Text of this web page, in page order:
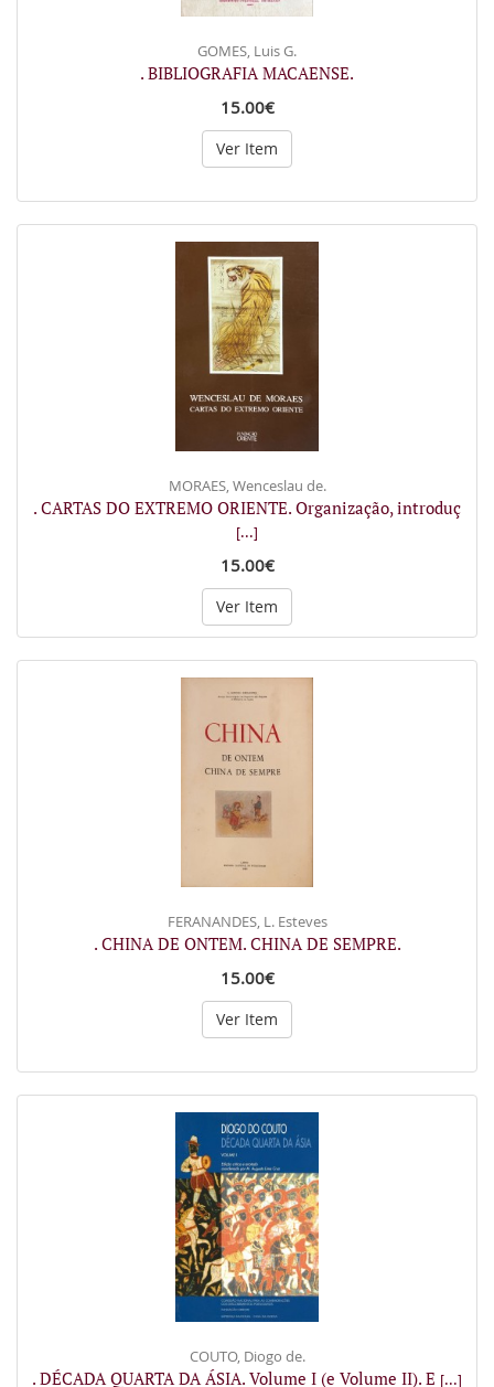
GOMES, Luis G.
. BIBLIOGRAFIA MACAENSE.
15.00€
Ver Item
MORAES, Wenceslau de.
. CARTAS DO EXTREMO ORIENTE. Organização, introduç
[...]
15.00€
Ver Item
FERANANDES, L. Esteves
. CHINA DE ONTEM. CHINA DE SEMPRE.
15.00€
Ver Item
COUTO, Diogo de.
. DÉCADA QUARTA DA ÁSIA. Volume I (e Volume II). E [...]